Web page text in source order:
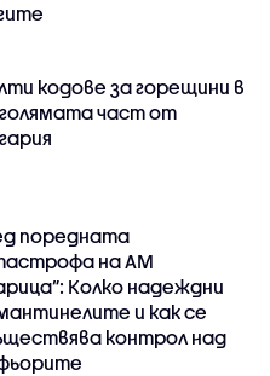
кодове за горещини в
част от
поредната
на АМ
Колко надеждни
и как се
контрол над